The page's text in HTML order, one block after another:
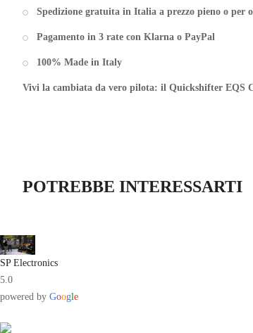
Spedizione gratuita in Italia a prezzo pieno o per
Pagamento in 3 rate con Klarna o PayPal
100% Made in Italy
Vivi la cambiata da vero pilota: il Quickshifter EQS
POTREBBE INTERESSARTI
SP Electronics
5.0
powered by Google